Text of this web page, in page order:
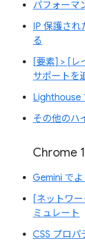
パフォーマ
IP 保護され
る
[要素] > [レ
サポートを
Lighthouse
その他のハ
Chrome
Gemini で
[ネットワ
ミュレート
CSS プロパ